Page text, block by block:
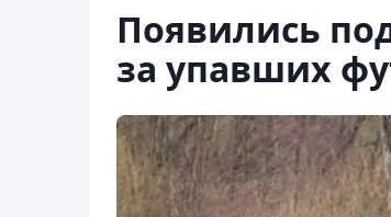
Появились
за упавших